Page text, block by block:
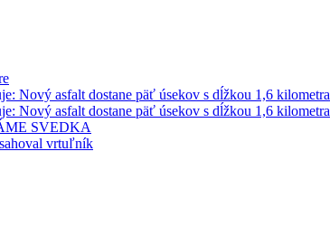
Nový asfalt dostane päť úsekov s dĺžkou 1,6 kilometra
Nový asfalt dostane päť úsekov s dĺžkou 1,6 kilometra
SVEDKA
vrtuľník